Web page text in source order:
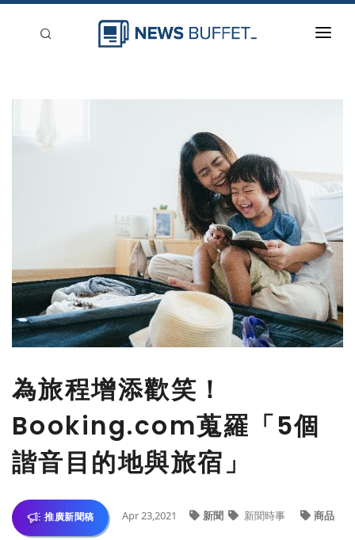
為旅程增添歡笑！
Booking.com蒐羅「5個
諧音目的地與旅宿」
推廣新聞稿 Apr 23,2021 新聞 新聞時事 商品